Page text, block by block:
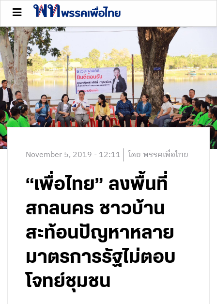
November 5, 2019 - 12:11 โดย พรรคเพื่อไทย
“เพื่อไทย” ลงพื้นที่
สกลนคร ชาวบ้าน
สะท้อนปัญหาหลาย
มาตรการรัฐไม่ตอบ
โจทย์ชุมชน